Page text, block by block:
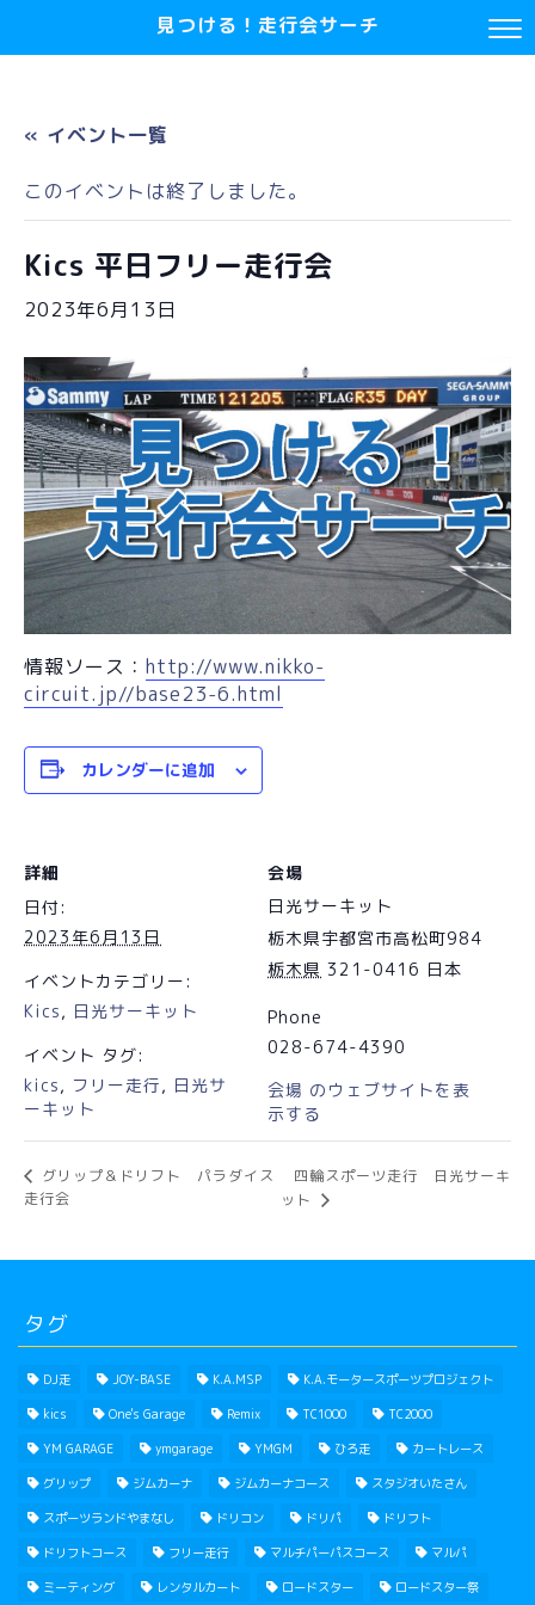
見つける！走行会サーチ
« イベント一覧
このイベントは終了しました。
Kics 平日フリー走行会
2023年6月13日
情報ソース： http://www.nikko-
circuit.jp//base23-6.html
カレンダーに追加
詳細
日付:
2023年6月13日
イベントカテゴリー:
Kics , 日光サーキット
イベント タグ:
kics , フリー走行 , 日光サ
ーキット
会場
日光サーキット
栃木県宇都宮市高松町984
栃木県 321-0416 日本
Phone
028-674-4390
会場 のウェブサイトを表
示する
グリップ＆ドリフト パラダイス
走行会
四輪スポーツ走行 日光サーキ
ット
タグ
DJ走 JOY-BASE K.A.MSP K.A.モータースポーツプロジェクト
kics One's Garage Remix TC1000 TC2000
YM GARAGE ymgarage YMGM ひろ走 カートレース
グリップ ジムカーナ ジムカーナコース スタジオいたさん
スポーツランドやまなし ドリコン ドリパ ドリフト
ドリフトコース フリー走行 マルチパーパスコース マルパ
ミーティング レンタルカート ロードスター ロードスター祭